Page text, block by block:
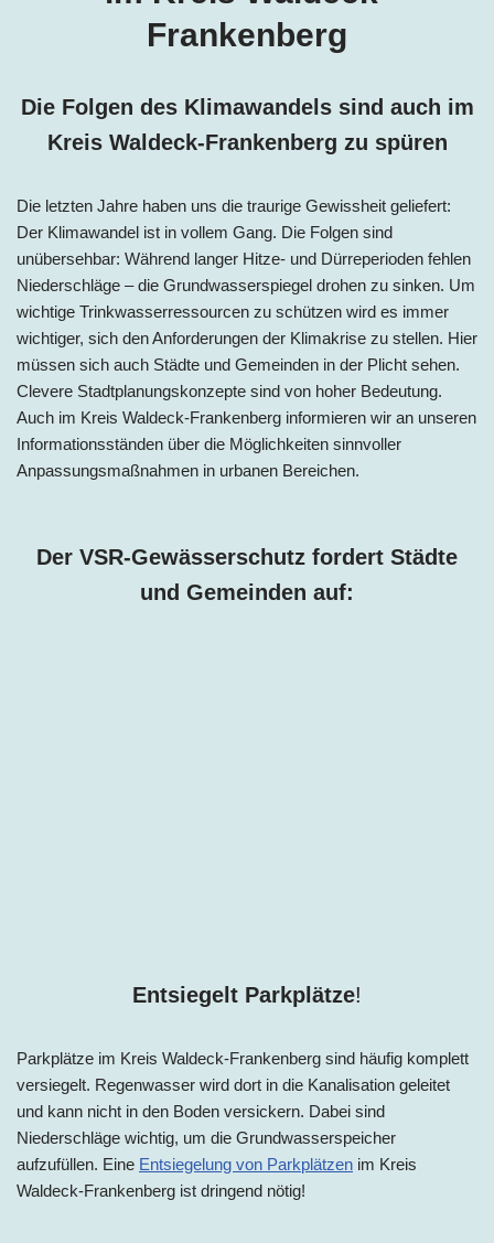
Frankenberg
Die Folgen des Klimawandels sind auch im
Kreis Waldeck-Frankenberg zu spüren
Die letzten Jahre haben uns die traurige Gewissheit geliefert:
Der Klimawandel ist in vollem Gang. Die Folgen sind
unübersehbar: Während langer Hitze- und Dürreperioden fehlen
Niederschläge – die Grundwasserspiegel drohen zu sinken. Um
wichtige Trinkwasserressourcen zu schützen wird es immer
wichtiger, sich den Anforderungen der Klimakrise zu stellen. Hier
müssen sich auch Städte und Gemeinden in der Plicht sehen.
Clevere Stadtplanungskonzepte sind von hoher Bedeutung.
Auch im Kreis Waldeck-Frankenberg informieren wir an unseren
Informationsständen über die Möglichkeiten sinnvoller
Anpassungsmaßnahmen in urbanen Bereichen.
Der VSR-Gewässerschutz fordert Städte
und Gemeinden auf:
Entsiegelt Parkplätze!
Parkplätze im Kreis Waldeck-Frankenberg sind häufig komplett
versiegelt. Regenwasser wird dort in die Kanalisation geleitet
und kann nicht in den Boden versickern. Dabei sind
Niederschläge wichtig, um die Grundwasserspeicher
aufzufüllen. Eine Entsiegelung von Parkplätzen im Kreis
Waldeck-Frankenberg ist dringend nötig!